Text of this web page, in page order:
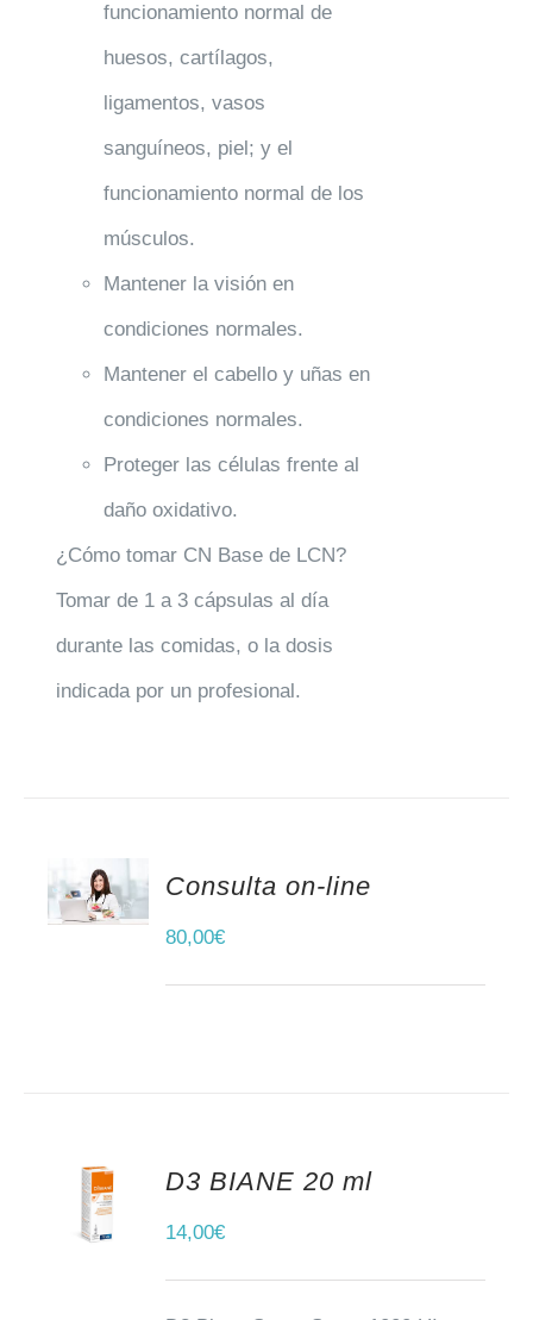
funcionamiento normal de
huesos, cartílagos,
ligamentos, vasos
sanguíneos, piel; y el
funcionamiento normal de los
músculos.
Mantener la visión en
condiciones normales.
Mantener el cabello y uñas en
condiciones normales.
Proteger las células frente al
daño oxidativo.
¿Cómo tomar CN Base de LCN?
Tomar de 1 a 3 cápsulas al día
durante las comidas, o la dosis
indicada por un profesional.
Consulta on-line
80,00€
D3 BIANE 20 ml
14,00€